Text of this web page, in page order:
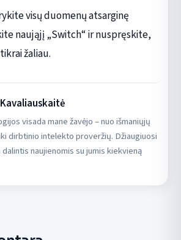
visų duomenų atsarginę
naująjį „Switch“ ir nuspręskite,
žaliau.
visada mane žavėjo – nuo išmaniųjų
dirbtinio intelekto proveržių. Džiaugiuosi
dalintis naujienomis su jumis kiekvieną